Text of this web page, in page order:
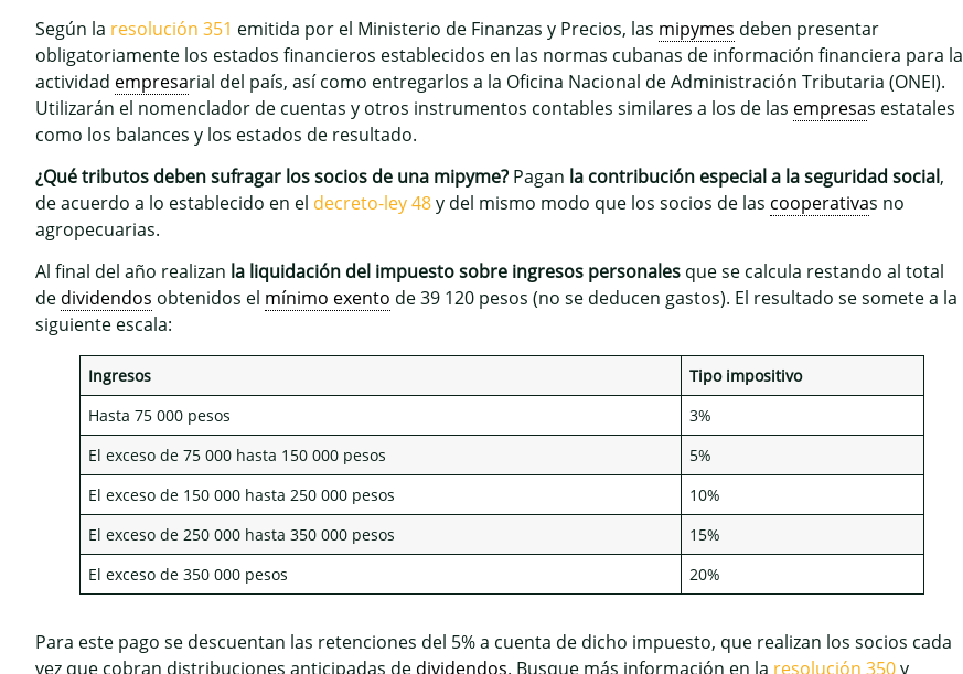
Según la resolución 351 emitida por el Ministerio de Finanzas y Precios, las mipymes deben presentar
obligatoriamente los estados financieros establecidos en las normas cubanas de información financiera para la
actividad empresarial del país, así como entregarlos a la Oficina Nacional de Administración Tributaria (ONEI).
Utilizarán el nomenclador de cuentas y otros instrumentos contables similares a los de las empresas estatales
como los balances y los estados de resultado.
¿Qué tributos deben sufragar los socios de una mipyme? Pagan la contribución especial a la seguridad social,
de acuerdo a lo establecido en el decreto-ley 48y del mismo modo que los socios de las cooperativas no
agropecuarias.
Al final del año realizan la liquidación del impuesto sobre ingresos personales que se calcula restando al total
de dividendos obtenidos el mínimo exento de 39 120 pesos (no se deducen gastos). El resultado se somete a la
siguiente escala:
Ingresos
Tipo impositivo
Hasta 75 000 pesos
3%
El exceso de 75 000 hasta 150 000 pesos
5%
El exceso de 150 000 hasta 250 000 pesos
10%
El exceso de 250 000 hasta 350 000 pesos
15%
El exceso de 350 000 pesos
20%
Para este pago se descuentan las retenciones del 5% a cuenta de dicho impuesto, que realizan los socios cada
vez que cobran distribuciones anticipadas de dividendos. Busque más información en la resolución 350y